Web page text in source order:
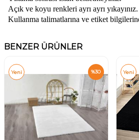
Açık ve koyu renkleri ayrı ayrı yıkayınız.
Kullanma talimatlarına ve etiket
BENZER ÜRÜNLER
%30
Yeni Yeni